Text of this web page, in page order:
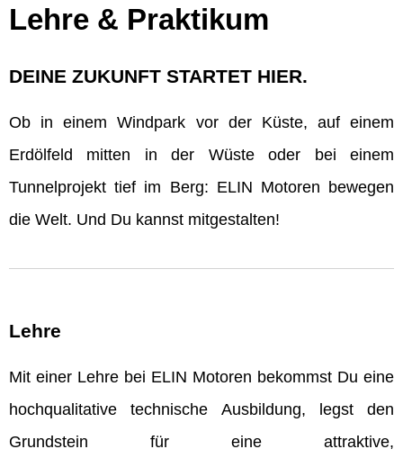
Lehre & Praktikum
DEINE ZUKUNFT STARTET HIER.
Ob in einem Windpark vor der Küste, auf einem
Erdölfeld mitten in der Wüste oder bei einem
Tunnelprojekt tief im Berg: ELIN Motoren bewegen
die Welt. Und Du kannst mitgestalten!
Lehre
Mit einer Lehre bei ELIN Motoren bekommst Du eine
hochqualitative technische Ausbildung, legst den
Grundstein für eine attraktive,